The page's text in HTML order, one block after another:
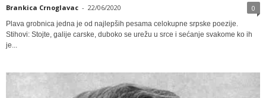
Brankica Crnoglavac - 22/06/2020 0
Plava grobnica jedna je od najlepših pesama celokupne srpske poezije.
Stihovi: Stojte, galije carske, duboko se urežu u srce i sećanje svakome ko ih
je...